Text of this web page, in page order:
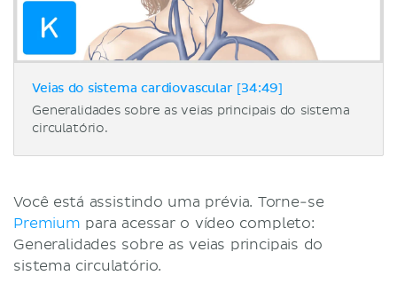
Veias do sistema cardiovascular [34:49]
Generalidades sobre as veias principais do sistema
circulatório.
Você está assistindo uma prévia. Torne-se
Premium para acessar o vídeo completo:
Generalidades sobre as veias principais do
sistema circulatório.